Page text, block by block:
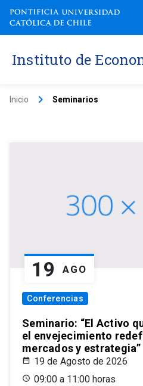
Instituto de
Inicio keyboard_arrow_right Seminarios
19 AGO
Conferencias
Seminario: “El Activo
el envejecimiento
mercados y estrategia”
19 de Agosto de 2026
09:00 a 11:00 horas